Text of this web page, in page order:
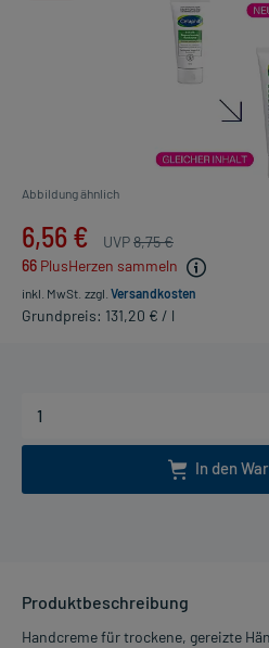
Abbildung ähnlich
6,56 € UVP8,75 €
66 PlusHerzen sammeln
inkl. MwSt. zzgl. Versandkosten
Grundpreis: 131,20 € / l
In den
Produktbeschreibung
Handcreme für trockene, gereizte